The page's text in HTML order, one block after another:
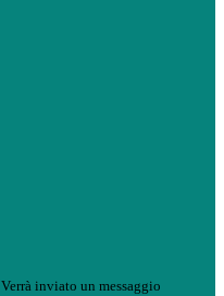
Verrà inviato un messaggio